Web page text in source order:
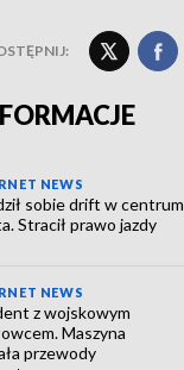
NEWS
sobie drift w centrum
Stracił prawo jazdy
NEWS
z wojskowym
Maszyna
przewody